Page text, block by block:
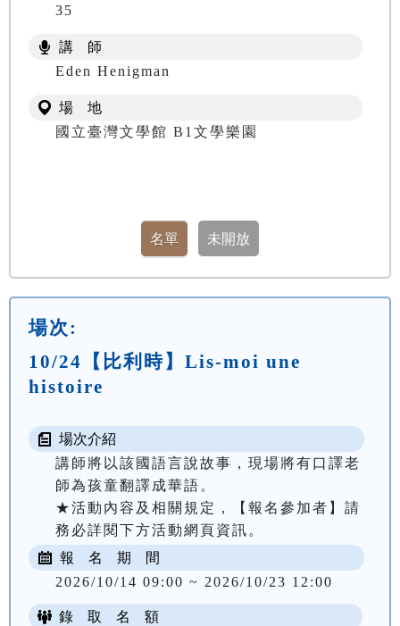
35
講 師
Eden Henigman
場 地
國立臺灣文學館 B1文學樂園
場次:
10/24【比利時】Lis-moi une
histoire
場次介紹
講師將以該國語言說故事，現場將有口譯老
師為孩童翻譯成華語。
★活動內容及相關規定，【報名參加者】請
務必詳閱下方活動網頁資訊。
報 名 期 間
2026/10/14 09:00 ~ 2026/10/23 12:00
錄 取 名 額